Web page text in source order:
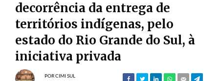
decorrência da entrega de
territórios indígenas, pelo
estado do Rio Grande do Sul, à
iniciativa privada
PORCIMI SUL